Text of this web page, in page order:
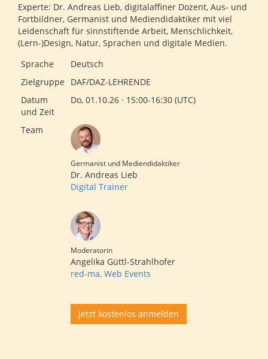
Experte: Dr. Andreas Lieb, digitalaffiner Dozent, Aus- und
Fortbildner, Germanist und Mediendidaktiker mit viel
Leidenschaft für sinnstiftende Arbeit, Menschlichkeit,
(Lern-)Design, Natur, Sprachen und digitale Medien.
Sprache
Deutsch
Zielgruppe
DAF/DAZ-LEHRENDE
Datum
und Zeit
Do, 01.10.26 · 15:00-16:30 (UTC)
Team
Germanist und Mediendidaktiker
Dr. Andreas Lieb
Digital Trainer
Moderatorin
Angelika Güttl-Strahlhofer
red-ma, Web Events
Jetzt kostenlos anmelden